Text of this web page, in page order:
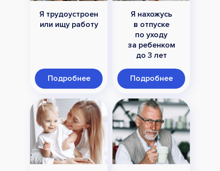
Я трудоустроен
или ищу работу
Подробнее
Я нахожусь
в отпуске
по уходу
за ребенком
до 3 лет
Подробнее